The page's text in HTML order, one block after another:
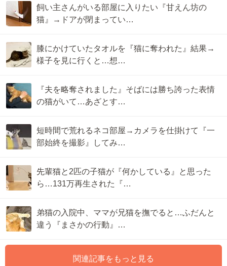
飼い主さんがいる部屋に入りたい『甘えん坊の
猫』→ドアが閉まってい…
膝にかけていたタオルを『猫に奪われた』結果→
様子を見に行くと…想…
『夫を略奪されました』そばには勝ち誇った表情
の猫がいて…あざとす…
短時間で荒れるネコ部屋→カメラを仕掛けて『一
部始終を撮影』してみ…
先輩猫と2匹の子猫が『何かしている』と思った
ら…131万再生された『…
弟猫の入院中、ママが兄猫を撫でると…ふだんと
違う『まさかの行動』…
関連記事をもっと見る